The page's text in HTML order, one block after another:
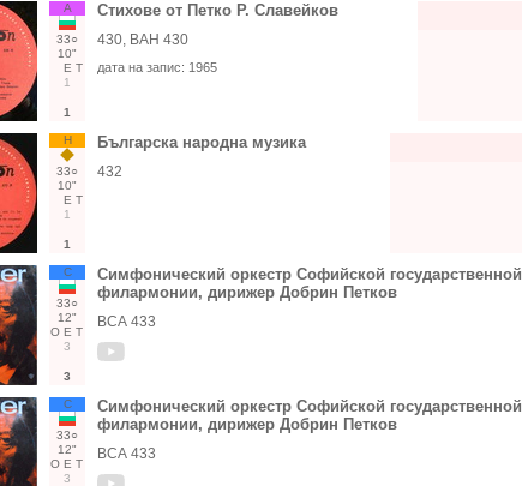
А
33○
10"
Е Т
1
1
Стихове от Петко Р. Славейков
430, ВАН 430
дата на запис: 1965
Н
33○
10"
Е Т
1
1
Българска народна музика
432
С
33○
12"
О Е Т
3
3
Симфонический оркестр Софийской государственной
филармонии, дирижер Добрин Петков
ВСА 433
С
33○
12"
О Е Т
3
Симфонический оркестр Софийской государственной
филармонии, дирижер Добрин Петков
ВСА 433